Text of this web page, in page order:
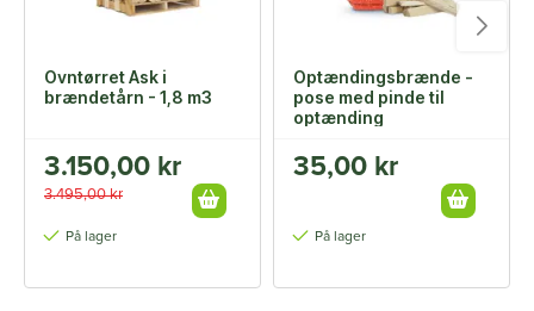
Ovntørret Ask i
brændetårn - 1,8 m3
3.150,00 kr
3.495,00 kr
På lager
Optændingsbrænde -
pose med pinde til
optænding
35,00 kr
På lager